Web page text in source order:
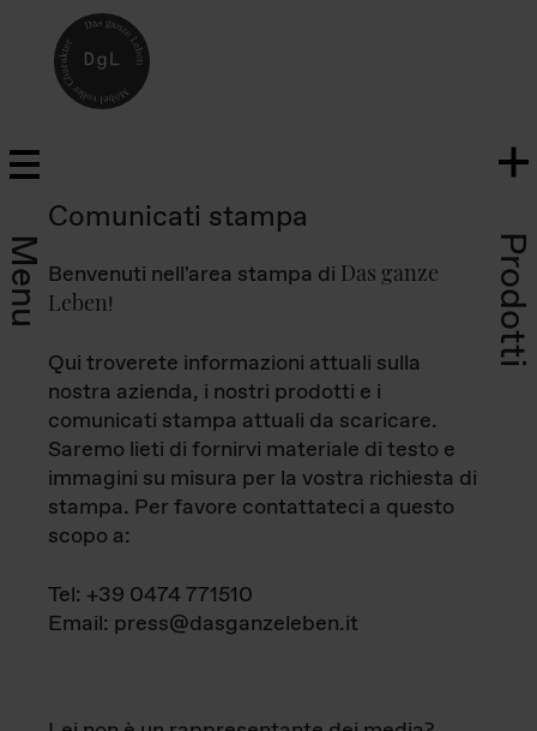
Menu Prodotti
Comunicati stampa
Benvenuti nell'area stampa di Das ganze
Leben!
Qui troverete informazioni attuali sulla
nostra azienda, i nostri prodotti e i
comunicati stampa attuali da scaricare.
Saremo lieti di fornirvi materiale di testo e
immagini su misura per la vostra richiesta di
stampa. Per favore contattateci a questo
scopo a:
Tel: +39 0474 771510
Email: press@dasganzeleben.it